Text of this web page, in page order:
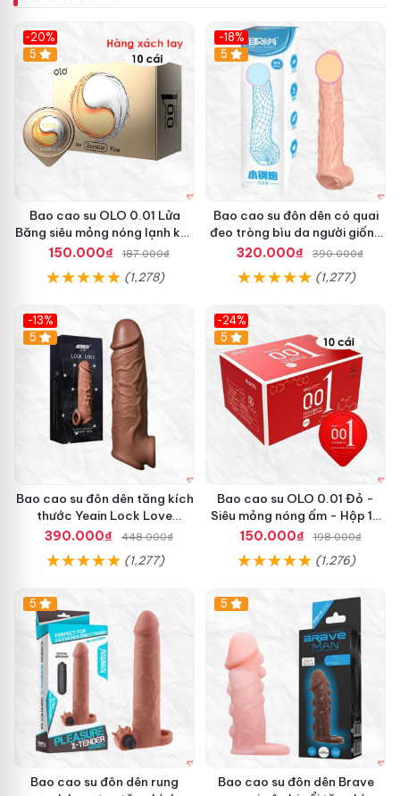
-20%
Hot
5
Bao cao su OLO 0.01 Lửa
Băng siêu mỏng nóng lạnh kéo
dài thời gian hộp 10
150.000₫ 187.000₫
(1,278)
-18%
5
Bao cao su đôn dên có quai
đeo tròng bìu da người giống
thật
320.000₫ 390.000₫
(1,277)
-13%
5
Bao cao su đôn dên tăng kích
thước Yeain Lock Love
Raytheon
390.000₫ 448.000₫
(1,277)
-24%
Hot
5
Bao cao su OLO 0.01 Đỏ -
Siêu mỏng nóng ấm - Hộp 10
cái
150.000₫ 198.000₫
(1,276)
5
Bao cao su đôn dên rung
5
Bao cao su đôn dên Brave